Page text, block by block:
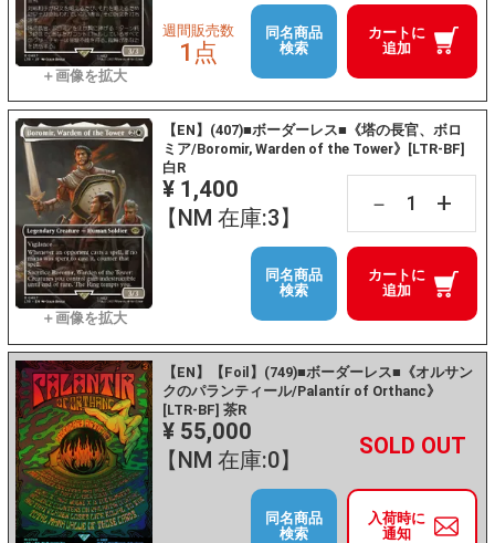
カートに
追加
週間販売数
1点
同名商品
検索
【EN】(407)■ボーダーレス■《塔の長官、ボロ
ミア/Boromir, Warden of the Tower》[LTR-BF]
白R
¥ 1,400
【NM 在庫:3】
－ +
カートに
追加
同名商品
検索
【EN】【Foil】(749)■ボーダーレス■《オルサン
クのパランティール/Palantír of Orthanc》
[LTR-BF] 茶R
¥ 55,000
【NM 在庫:0】
－ +
入荷時に
通知
同名商品
検索